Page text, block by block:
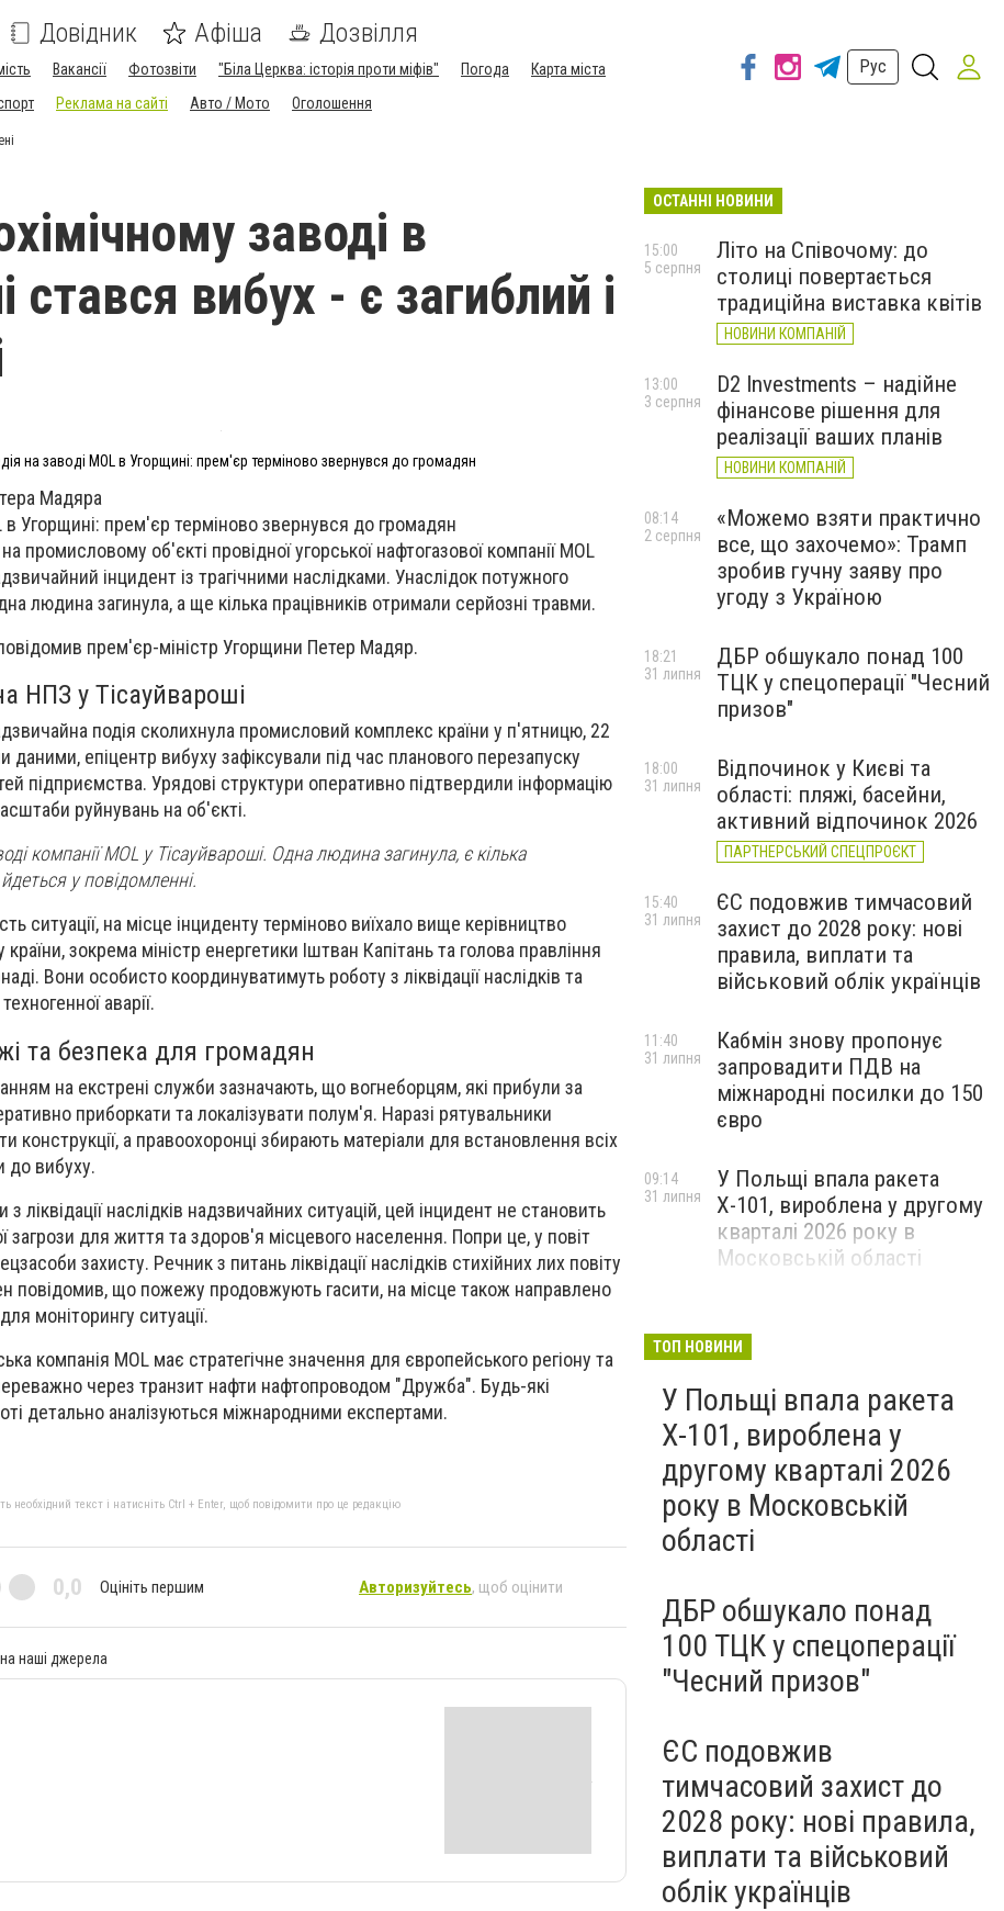
Довідник Афіша Дозвілля
Вакансії Фотозвіти "Біла Церква: історія проти міфів" Погода
Карта міста
Реклама на сайті Авто / Мото Оголошення
Рус
заводі в
стався вибух - є загиблий і
на заводі MOL в Угорщині: прем'єр терміново звернувся до громадян
Мадяра
в Угорщині: прем'єр терміново звернувся до громадян
промисловому об'єкті провідної угорської нафтогазової компанії MOL
інцидент із трагічними наслідками. Унаслідок потужного
людина загинула, а ще кілька працівників отримали серйозні травми.
прем'єр-міністр Угорщини Петер Мадяр.
НПЗ у Тісауйвароші
подія сколихнула промисловий комплекс країни у п'ятницю, 22
даними, епіцентр вибуху зафіксували під час планового перезапуску
підприємства. Урядові структури оперативно підтвердили інформацію
руйнувань на об'єкті.
компанії MOL у Тісауйвароші. Одна людина загинула, є кілька
у повідомленні.
ситуації, на місце інциденту терміново виїхало вище керівництво
зокрема міністр енергетики Іштван Капітань та голова правління
Вони особисто координуватимуть роботу з ліквідації наслідків та
аварії.
та безпека для громадян
на екстрені служби зазначають, що вогнеборцям, які прибули за
приборкати та локалізувати полум'я. Наразі рятувальники
конструкції, а правоохоронці збирають матеріали для встановлення всіх
до вибуху.
ліквідації наслідків надзвичайних ситуацій, цей інцидент не становить
загрози для життя та здоров'я місцевого населення. Попри це, у повіт
захисту. Речник з питань ліквідації наслідків стихійних лих повіту
повідомив, що пожежу продовжують гасити, на місце також направлено
моніторингу ситуації.
компанія MOL має стратегічне значення для європейського регіону та
через транзит нафти нафтопроводом "Дружба". Будь-які
детально аналізуються міжнародними експертами.
необхідний текст і натисніть Ctrl + Enter, щоб повідомити про це редакцію
0,0 Оцініть першим Авторизуйтесь, щоб оцінити
на наші джерела
ОСТАННІ НОВИНИ
Літо на Співочому: до
столиці повертається
традиційна виставка квітів
НОВИНИ КОМПАНІЙ
15:00
5 серпня
D2 Investments – надійне
фінансове рішення для
реалізації ваших планів
НОВИНИ КОМПАНІЙ
13:00
3 серпня
«Можемо взяти практично
все, що захочемо»: Трамп
зробив гучну заяву про
угоду з Україною
08:14
2 серпня
ДБР обшукало понад 100
ТЦК у спецоперації "Чесний
призов"
18:21
31 липня
Відпочинок у Києві та
області: пляжі, басейни,
активний відпочинок 2026
ПАРТНЕРСЬКИЙ СПЕЦПРОЄКТ
18:00
31 липня
ЄС подовжив тимчасовий
захист до 2028 року: нові
правила, виплати та
військовий облік українців
15:40
31 липня
Кабмін знову пропонує
запровадити ПДВ на
міжнародні посилки до 150
євро
11:40
31 липня
У Польщі впала ракета
Х-101, вироблена у другому
кварталі 2026 року в
Московській області
09:14
31 липня
ТОП НОВИНИ
У Польщі впала ракета
Х-101, вироблена у
другому кварталі 2026
року в Московській
області
ДБР обшукало понад
100 ТЦК у спецоперації
"Чесний призов"
ЄС подовжив
тимчасовий захист до
2028 року: нові правила,
виплати та військовий
облік українців